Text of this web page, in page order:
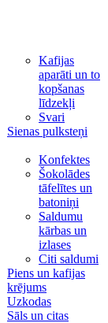
Kafijas
aparāti un to
kopšanas
līdzekļi
Svari
Sienas pulksteņi
Konfektes
Šokolādes
tāfelītes un
batoniņi
Saldumu
kārbas un
izlases
Citi saldumi
Piens un kafijas
krējums
Uzkodas
Sāls un citas